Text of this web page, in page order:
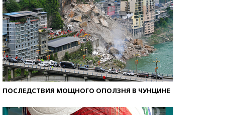
ПОСЛЕДСТВИЯ МОЩНОГО ОПОЛЗНЯ В ЧУНЦИНЕ